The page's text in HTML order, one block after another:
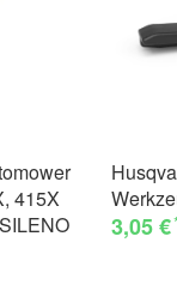
415X
3,05 €